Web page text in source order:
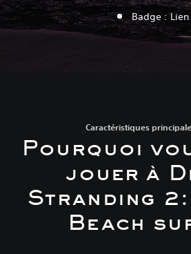
Badge : Lien
Caractéristiques
Pourquoi
jouer à
Stranding 2:
Beach